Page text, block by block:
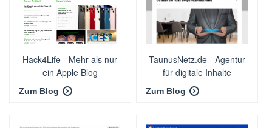
Hack4Life - Mehr als nur
ein Apple Blog
Zum Blog
TaunusNetz.de - Agentur
für digitale Inhalte
Zum Blog